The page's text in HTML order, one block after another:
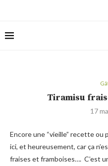
Tiramisu
17
Encore une “vieille” recette
ici, et heureusement, car ça
fraises et framboises…. C’est